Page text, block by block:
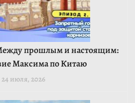
прошлым и настоящим:
Максима по Китаю
24 июля, 2026